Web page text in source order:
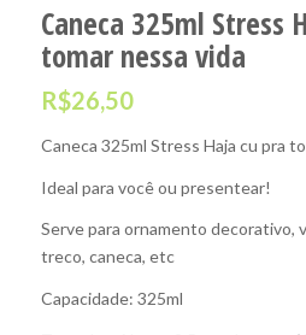
Caneca 325ml Stress
tomar nessa vida
R$26,50
Caneca 325ml Stress Haja cu pra
Ideal para você ou presentear!
Serve para ornamento decorativo,
treco, caneca, etc
Capacidade: 325ml